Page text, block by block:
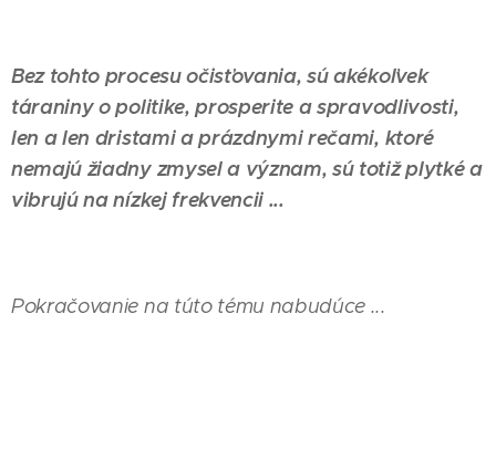
Bez tohto procesu očisťovania, sú akékoľvek
táraniny o politike, prosperite a spravodlivosti,
len a len dristami a prázdnymi rečami, ktoré
nemajú žiadny zmysel a význam, sú totiž plytké a
vibrujú na nízkej frekvencii ...
Pokračovanie na túto tému nabudúce ...